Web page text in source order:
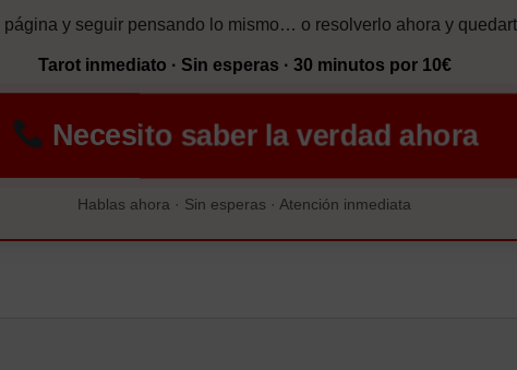
página y seguir pensando lo mismo… o resolverlo ahora y
Tarot inmediato · Sin esperas · 30 minutos por 10€
Necesito saber la verdad ahora
Hablas ahora · Sin esperas · Atención inmediata